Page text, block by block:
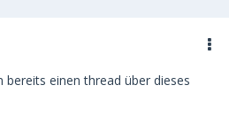
bereits einen thread über dieses